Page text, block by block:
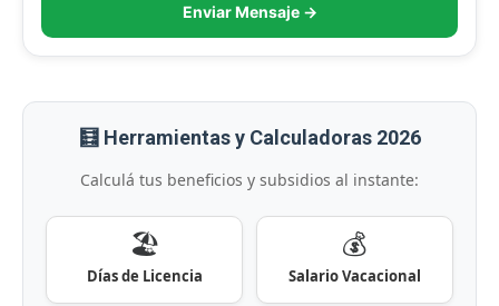
Enviar Mensaje →
🧮 Herramientas y Calculadoras 2026
Calculá tus beneficios y subsidios al instante:
🏖️
Días de Licencia
💰
Salario Vacacional